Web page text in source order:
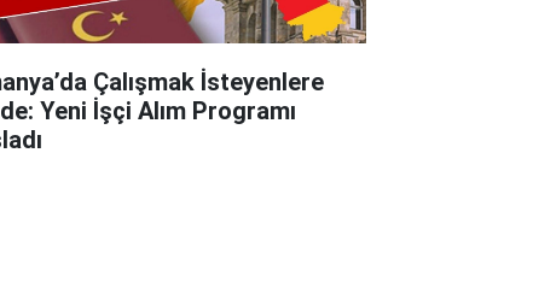
Çalışmak İsteyenlere
Yeni İşçi Alım Programı